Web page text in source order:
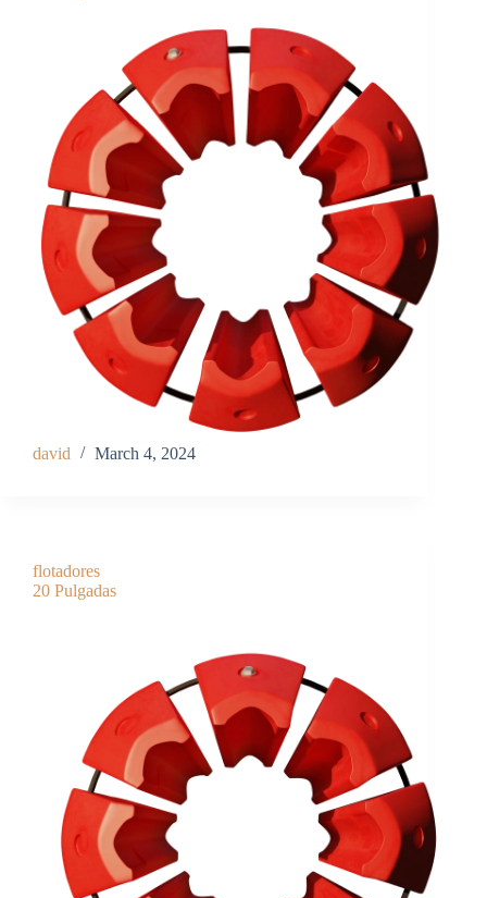
david March 4, 2024
flotadores
20 Pulgadas